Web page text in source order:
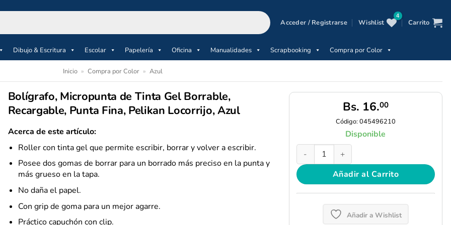
Acceder / Registrarse Wishlist Carrito
Dibujo & Escritura Escolar Papelería Oficina Manualidades Scrapbooking Compra por Color
Inicio » Compra por Color » Azul
Bolígrafo, Micropunta de Tinta Gel Borrable,
Recargable, Punta Fina, Pelikan Locorrijo, Azul
Acerca de este artículo:
Roller con tinta gel que permite escribir, borrar y volver a escribir.
Posee dos gomas de borrar para un borrado más preciso en la punta y
más grueso en la tapa.
No daña el papel.
Con grip de goma para un mejor agarre.
Práctico capuchón con clip.
Bs. 16.00
Código: 045496210
Disponible
Bolígrafo, Micropunta de Tinta Gel
Añadir al Carrito
Añadir a Wishlist